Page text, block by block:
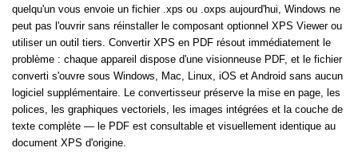
quelqu'un vous envoie un fichier .xps ou .oxps aujourd'hui, Windows ne
peut pas l'ouvrir sans réinstaller le composant optionnel XPS Viewer ou
utiliser un outil tiers. Convertir XPS en PDF résout immédiatement le
problème : chaque appareil dispose d'une visionneuse PDF, et le fichier
converti s'ouvre sous Windows, Mac, Linux, iOS et Android sans aucun
logiciel supplémentaire. Le convertisseur préserve la mise en page, les
polices, les graphiques vectoriels, les images intégrées et la couche de
texte complète — le PDF est consultable et visuellement identique au
document XPS d'origine.